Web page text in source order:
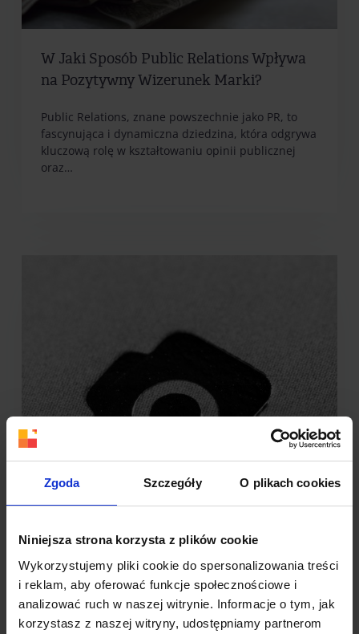
Zgoda Szczegóły O plikach cookies
Niniejsza strona korzysta z plików cookie
Wykorzystujemy pliki cookie do spersonalizowania treści
i reklam, aby oferować funkcje społecznościowe i
analizować ruch w naszej witrynie. Informacje o tym, jak
korzystasz z naszej witryny, udostępniamy partnerom
W Jaki Sposób Public Relations Wpływa
na Pozytywny Wizerunek Marki?
Public Relations, znane powszechnie jako PR, to
fascynująca i dynamiczna dziedzina, która odgrywa
kluczową rolę w kształtowaniu opinii publicznej
oraz…
Elementy i Rola w Rozwoju Biznesu
Marka – czym jest? Jaką rolę pełni w rozwoju
biznesu? Czy marka to konieczny element, by
przedsiębiorstwo odniosło sukces na…